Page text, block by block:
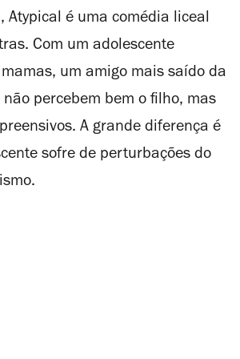
Atypical é uma comédia liceal
Com um adolescente
um amigo mais saído da
percebem bem o filho, mas
A grande diferença é
sofre de perturbações do